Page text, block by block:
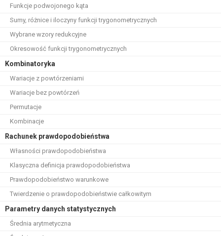
Funkcje podwojonego kąta
Sumy, różnice i iloczyny funkcji trygonometrycznych
Wybrane wzory redukcyjne
Okresowość funkcji trygonometrycznych
Kombinatoryka
Wariacje z powtórzeniami
Wariacje bez powtórzeń
Permutacje
Kombinacje
Rachunek prawdopodobieństwa
Własności prawdopodobieństwa
Klasyczna definicja prawdopodobieństwa
Prawdopodobieństwo warunkowe
Twierdzenie o prawdopodobieństwie całkowitym
Parametry danych statystycznych
Średnia arytmetyczna